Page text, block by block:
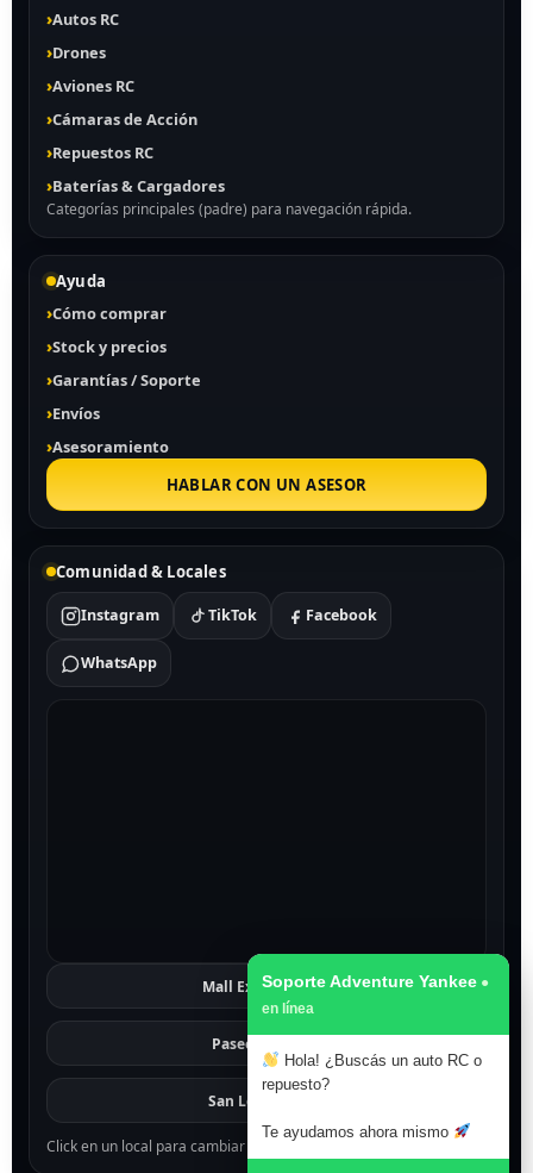
Autos RC
Drones
Aviones RC
Cámaras de Acción
Repuestos RC
Baterías & Cargadores
Categorías principales (padre) para navegación rápida.
Ayuda
Cómo comprar
Stock y precios
Garantías / Soporte
Envíos
Asesoramiento
HABLAR CON UN ASESOR
Comunidad & Locales
Instagram TikTok Facebook
WhatsApp
Mall Excelsior Ver
Paseo 1811
San Lorenzo
Click en un local para cambiar el mapa.
Soporte Adventure Yankee
Hola! ¿Buscás un auto RC o
repuesto?
Te ayudamos ahora mismo